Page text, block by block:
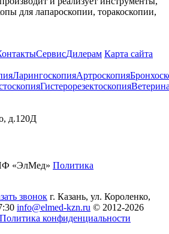
для лапароскопии, торакоскопии,
СервисДилерам Карта сайта
ЛарингоскопияАртроскопия
Гистерорезектоскопия
д.120Д
«ЭлМед» Политика
звонок г. Казань, ул. Короленко,
info@elmed-kzn.ru © 2012-2026
Политика конфиденциальности